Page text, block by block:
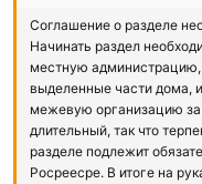
Соглашение о разделе
Начинать раздел
местную администрацию,
выделенные части дома,
межевую организацию
длительный, так что
разделе подлежит
Росреесре. В итоге на